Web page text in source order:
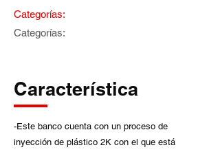
Categorías:
Categorías:
Característica
-Este banco cuenta con un proceso de
inyección de plástico 2K con el que está